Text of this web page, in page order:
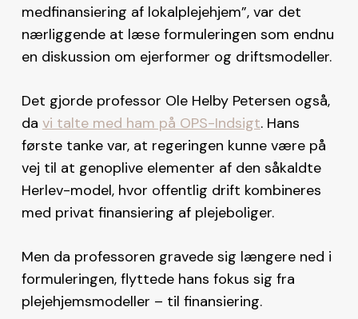
medfinansiering af lokalplejehjem”, var det
nærliggende at læse formuleringen som endnu
en diskussion om ejerformer og driftsmodeller.
Det gjorde professor Ole Helby Petersen også,
da vi talte med ham på OPS-Indsigt. Hans
første tanke var, at regeringen kunne være på
vej til at genoplive elementer af den såkaldte
Herlev-model, hvor offentlig drift kombineres
med privat finansiering af plejeboliger.
Men da professoren gravede sig længere ned i
formuleringen, flyttede hans fokus sig fra
plejehjemsmodeller – til finansiering.